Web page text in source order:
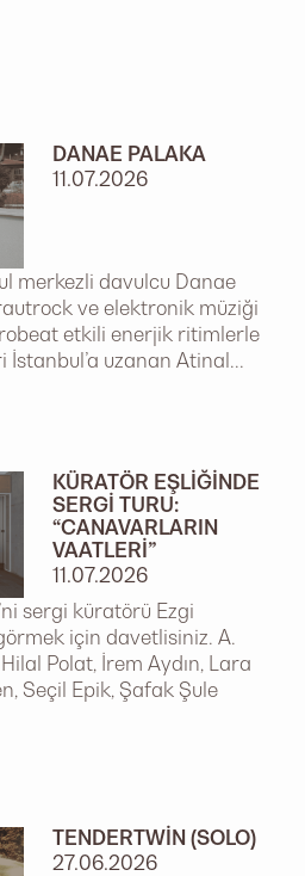
DANAE PALAKA
11.07.2026
merkezli davulcu Danae
ve elektronik müziği
etkili enerjik ritimlerle
İstanbul’a uzanan Atinal...
KÜRATÖR EŞLIĞINDE
SERGI TURU:
“CANAVARLARIN
VAATLERI”
11.07.2026
sergi küratörü Ezgi
için davetlisiniz. A.
Polat, İrem Aydın, Lara
Seçil Epik, Şafak Şule
TENDERTWIN (SOLO)
27.06.2026